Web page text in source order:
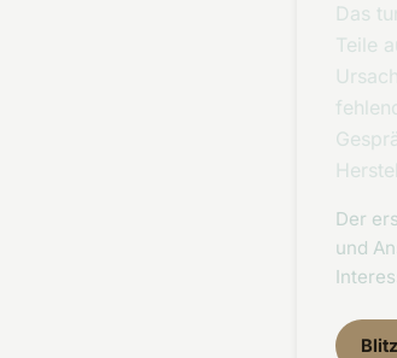
Das
Teile
Der
und